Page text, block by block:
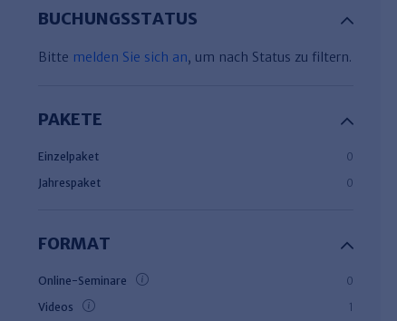
BUCHUNGSSTATUS
Bitte melden Sie sich an, um nach Status zu filtern.
PAKETE
Einzelpaket
0
Jahrespaket
0
FORMAT
Online-Seminare
0
Videos
1